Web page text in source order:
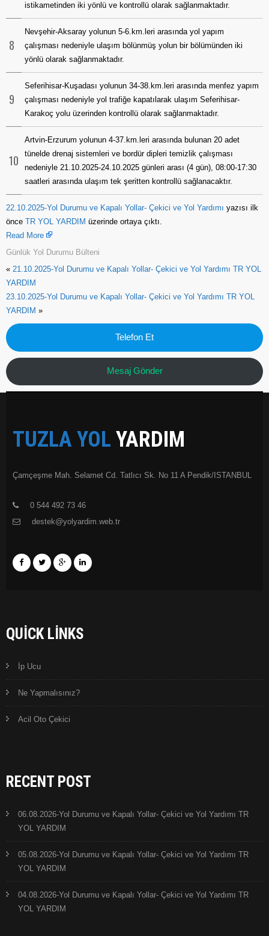
istikametinden iki yönlü ve kontrollü olarak sağlanmaktadır.
8
Nevşehir-Aksaray yolunun 5-6.km.leri arasında yol yapım
çalışması nedeniyle ulaşım bölünmüş yolun bir bölümünden iki
yönlü olarak sağlanmaktadır.
9
Seferihisar-Kuşadası yolunun 34-38.km.leri arasında menfez yapım
çalışması nedeniyle yol trafiğe kapatılarak ulaşım Seferihisar-
Karakoç yolu üzerinden kontrollü olarak sağlanmaktadır.
10
Artvin-Erzurum yolunun 4-37.km.leri arasında bulunan 20 adet
tünelde drenaj sistemleri ve bordür dipleri temizlik çalışması
nedeniyle 21.10.2025-24.10.2025 günleri arası (4 gün), 08:00-17:30
saatleri arasında ulaşım tek şeritten kontrollü sağlanacaktır.
22.10.2025-Yol Durumu ve Kapalı Yollar- Çekici ve Yol Yardımı yazısı ilk
önce TR YOL YARDIM üzerinde ortaya çıktı.
Read More
Günlük Yol Durumu Bülteni
« 21.10.2025-Yol Durumu ve Kapalı Yollar- Çekici ve Yol Yardımı TR YOL
YARDIM
23.10.2025-Yol Durumu ve Kapalı Yollar- Çekici ve Yol Yardımı TR YOL
YARDIM »
Telefon Et
Mesaj Gönder
TUZLA YOL YARDIM
Çamçeşme Mah. Selamet Cd. Tatlıcı Sk. No 11 A Pendik/ISTANBUL
0 544 492 73 46
destek@yolyardim.web.tr
QUICK LINKS
İp Ucu
Ne Yapmalısınız?
Acil Oto Çekici
RECENT POST
06.08.2026-Yol Durumu ve Kapalı Yollar- Çekici ve Yol Yardımı TR
YOL YARDIM
05.08.2026-Yol Durumu ve Kapalı Yollar- Çekici ve Yol Yardımı TR
YOL YARDIM
04.08.2026-Yol Durumu ve Kapalı Yollar- Çekici ve Yol Yardımı TR
YOL YARDIM